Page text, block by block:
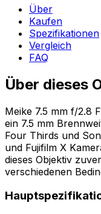
Über
Kaufen
Spezifikationen
Vergleich
FAQ
Über dieses
Meike 7.5 mm f/2.8
ein 7.5 mm
Four Thirds und
und Fujifilm X
dieses Objektiv
verschiedenen